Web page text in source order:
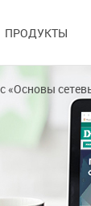
ПРОДУКТЫ
«Основы